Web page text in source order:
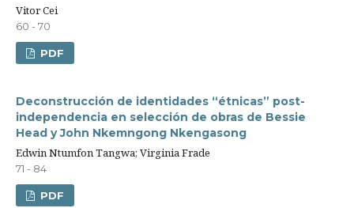
Vitor Cei
60 - 70
PDF
Deconstrucción de identidades “étnicas” post-
independencia en selección de obras de Bessie
Head y John Nkemngong Nkengasong
Edwin Ntumfon Tangwa; Virginia Frade
71 - 84
PDF